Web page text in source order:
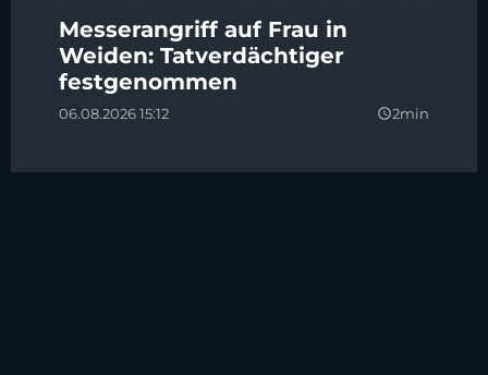
Messerangriff auf Frau in
Weiden: Tatverdächtiger
festgenommen
06.08.2026 15:12 query_builder2min